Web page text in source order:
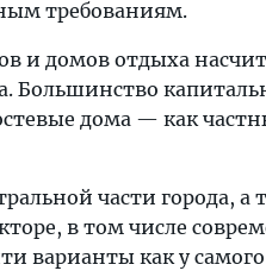
требованиям.
и домов отдыха
Большинство
дома — как
части города, а
в том числе
как у самого